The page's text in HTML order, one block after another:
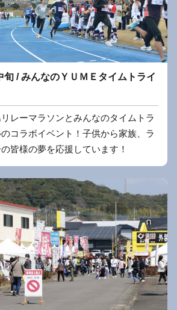
旬 / みんなのＹＵＭＥタイムトライ
レーマラソンとみんなのタイムトラ
コラボイベント！子供から家族、ラ
皆様の夢を応援しています！